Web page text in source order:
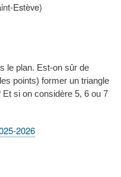
Estève)
le plan. Est-on sûr de
points) former un triangle
Et si on considère 5, 6 ou 7
2026